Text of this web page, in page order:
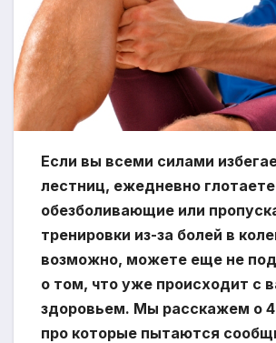
Если вы всеми силами
лестниц, ежедневно глотаете
обезболивающие или
тренировки из-за болей в
возможно, можете еще не
о том, что уже происходит с
здоровьем. Мы расскажем о 4
про которые пытаются